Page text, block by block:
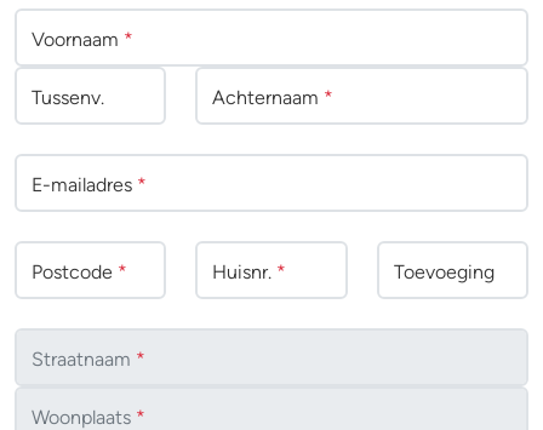
Voornaam *
Tussenv. Achternaam *
E-mailadres *
Postcode * Huisnr. * Toevoeging
Straatnaam *
Woonplaats *